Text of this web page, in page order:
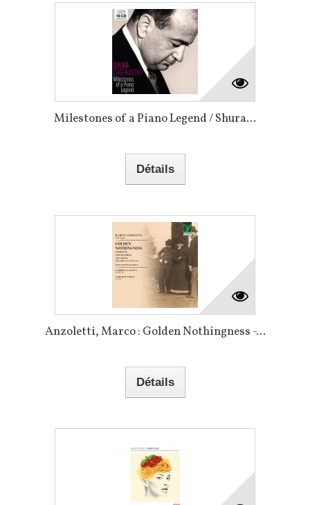
Milestones of a Piano Legend / Shura...
Détails
Anzoletti, Marco : Golden Nothingness -...
Détails